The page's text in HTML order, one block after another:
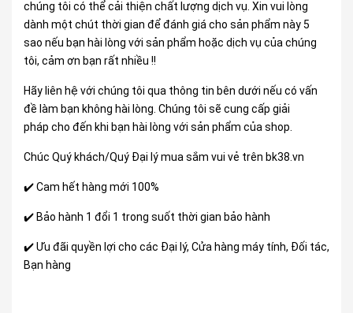
chúng tôi có thể cải thiện chất lượng dịch vụ. Xin vui lòng
dành một chút thời gian để đánh giá cho sản phẩm này 5
sao nếu bạn hài lòng với sản phẩm hoặc dịch vụ của chúng
tôi, cảm ơn bạn rất nhiều !!
Hãy liên hệ với chúng tôi qua thông tin bên dưới nếu có vấn
đề làm bạn không hài lòng. Chúng tôi sẽ cung cấp giải
pháp cho đến khi bạn hài lòng với sản phẩm của shop.
Chúc Quý khách/Quý Đại lý mua sắm vui vẻ trên bk38.vn
✔️ Cam hết hàng mới 100%
✔️ Bảo hành 1 đổi 1 trong suốt thời gian bảo hành
✔️ Ưu đãi quyền lợi cho các Đại lý, Cửa hàng máy tính, Đối tác,
Bạn hàng